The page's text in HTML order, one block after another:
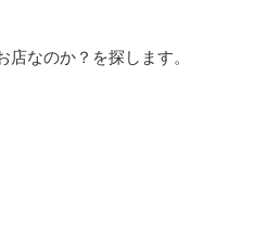
なのか？を探します。